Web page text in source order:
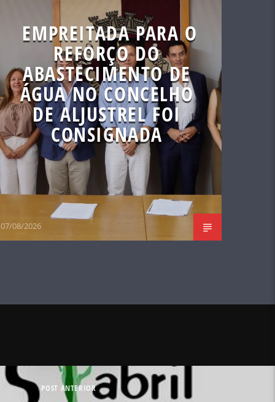
EMPREITADA PARA O
REFORÇO DO
ABASTECIMENTO DE
ÁGUA NO CONCELHO
DE ALJUSTREL FOI
CONSIGNADA
07/08/2026
POST ANTERIOR